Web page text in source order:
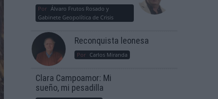
Por Álvaro Frutos Rosado y
Gabinete Geopolítica de Crisis
Reconquista leonesa
Por Carlos Miranda
Clara Campoamor: Mi
sueño, mi pesadilla